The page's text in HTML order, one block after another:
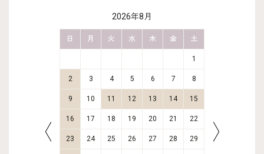
2026年8月
日 月 火 水 木 金 土
1
2 3 4 5 6 7 8
9 10 11 12 13 14 15
16 17 18 19 20 21 22
23 24 25 26 27 28 29